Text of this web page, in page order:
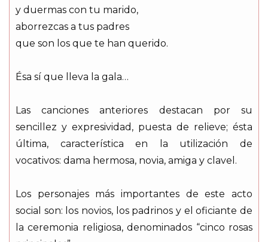
y duermas con tu marido,
aborrezcas a tus padres
que son los que te han querido.
Ésa sí que lleva la gala…
Las canciones anteriores destacan por su
sencillez y expresividad, puesta de relieve; ésta
última, característica en la utilización de
vocativos: dama hermosa, novia, amiga y clavel.
Los personajes más importantes de este acto
social son: los novios, los padrinos y el oficiante de
la ceremonia religiosa, denominados “cinco rosas